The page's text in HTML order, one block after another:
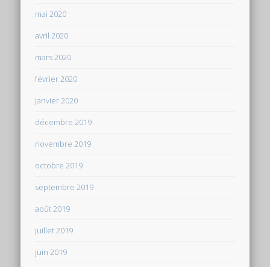
mai 2020
avril 2020
mars 2020
février 2020
janvier 2020
décembre 2019
novembre 2019
octobre 2019
septembre 2019
août 2019
juillet 2019
juin 2019